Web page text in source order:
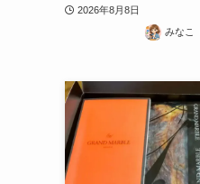
2026年8月8日
みなこ